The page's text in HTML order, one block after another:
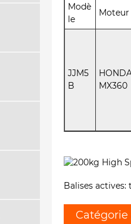
Modè
le
Moteur
JJM5
B
MX360
Balises actives:
Catégorie